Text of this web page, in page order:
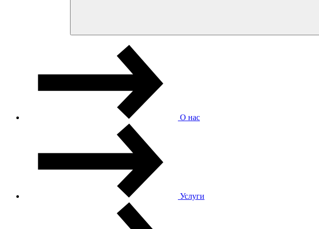
О нас
Услуги